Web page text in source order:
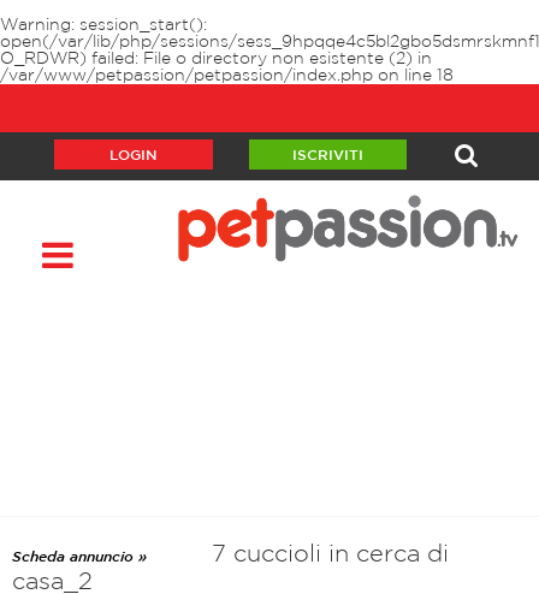
Warning: session_start():
open(/var/lib/php/sessions/
O_RDWR) failed: File o directory non esistente (2) in
/var/www/petpassion/petpassion/index.php on line 18
LOGIN ISCRIVITI
Scheda annuncio »
7 cuccioli in cerca di
casa_2